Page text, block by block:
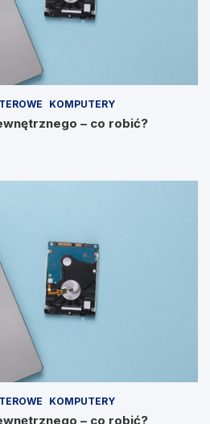
KOMPUTERY
– co robić?
KOMPUTERY
– co robić?